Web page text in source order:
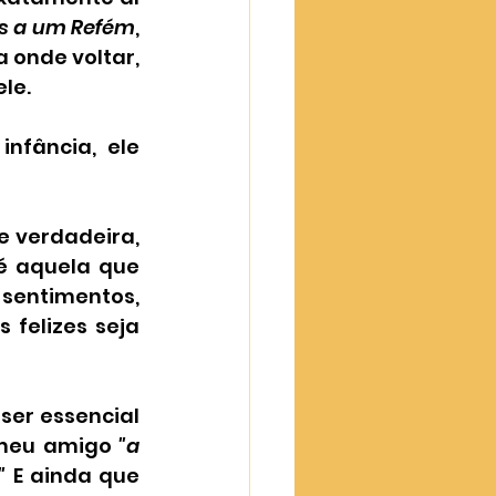
a um Refém,
onde voltar,
ele
verdadeira,
aquela que
felizes seja
essencial
amigo "a
E ainda que